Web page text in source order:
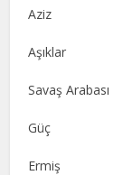
Aziz
Aşıklar
Savaş Arabası
Güç
Ermiş